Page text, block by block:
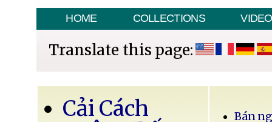
HOME COLLECTIONS VIDEO
Translate this page:
Cải Cách
Bán